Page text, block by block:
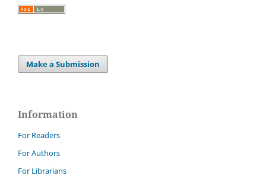
Make a Submission
Information
For Readers
For Authors
For Librarians